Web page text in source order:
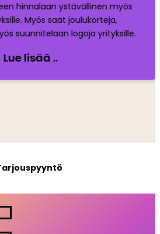
hinnalaan ystävällinen myös
Myös saat joulukorteja,
suunnitelaan logoja yrityksille.
Lue lisää ..